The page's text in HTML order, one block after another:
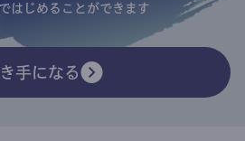
はじめることができます
手になる